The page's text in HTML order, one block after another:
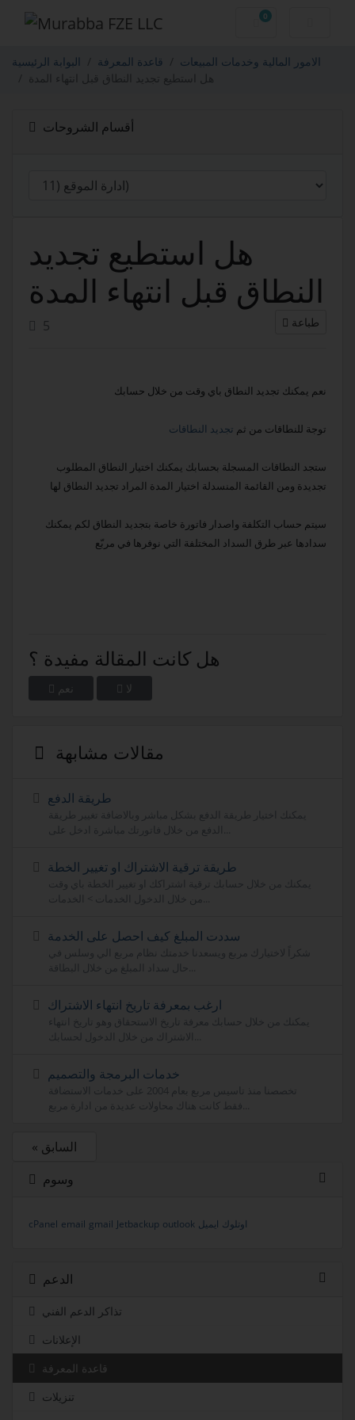
0
عربة التسوق
البوابة الرئيسية قاعدة المعرفة
الامور المالية وخدمات المبيعات
هل استطيع تجديد النطاق قبل انتهاء المدة
أقسام الشروحات
هل استطيع تجديد
النطاق قبل انتهاء المدة
طباعة 5
نعم يمكنك تجديد النطاق باي وقت من خلال حسابك
توجة للنطاقات من ثم تجديد النطاقات
ستجد النطاقات المسجلة بحسابك يمكنك اختيار النطاق المطلوب
تجديدة ومن القائمة المنسدلة اختيار المدة المراد تجديد النطاق لها
سيتم حساب التكلفة واصدار فاتورة خاصة بتجديد النطاق لكم يمكنك
سدادها عبر طرق السداد المختلفة التي نوفرها في مربّع
هل كانت المقالة مفيدة ؟
نعم لا
مقالات مشابهة
طريقة الدفع
يمكنك اختيار طريقة الدفع بشكل مباشر وبالاضافة تغيير طريقة
طريقة ترقية الاشتراك او تغيير الخطة
يمكنك من خلال حسابك ترقية اشتراكك او تغيير الخطة باي وقت
سددت المبلغ كيف احصل على الخدمة
شكراً لاختيارك مربع ويسعدنا خدمتك نظام مربع الي وسلس في
ارغب بمعرفة تاريخ انتهاء الاشتراك
يمكنك من خلال حسابك معرفة تاريخ الاستحقاق وهو تاريخ انتهاء
خدمات البرمجة والتصميم
تخصصنا منذ تاسيس مربع بعام 2004 على خدمات الاستضافة
« السابق
وسوم
cPanel email gmail Jetbackup outlook اوتلوك ايميل
الدعم
تذاكر الدعم الفني
الإعلانات
قاعدة المعرفة
تنزيلات